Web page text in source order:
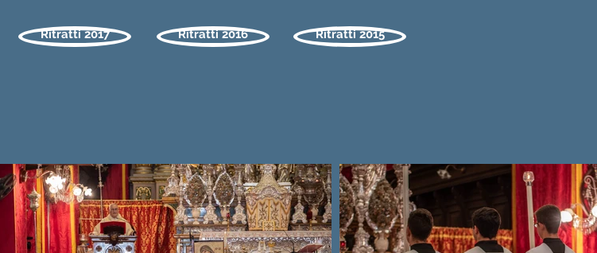
Ritratti 2017 Ritratti 2016 Ritratti 2015